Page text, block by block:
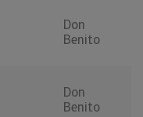
Don
Benito
Don
Benito